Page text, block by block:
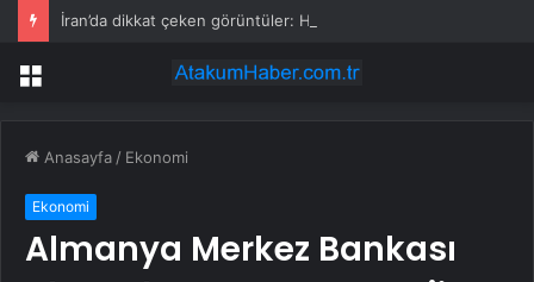
Menü
Anasayfa / Ekonomi
Ekonomi
Almanya Merkez Bankası